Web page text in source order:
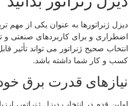
دیزل ژنراتورها به عنوان یکی از مهم
اضطراری و برای کاربردهای صنعتی و
انتخاب صحیح ژنراتور می ‌تواند تأثیر
کسب ‌و کار شما داشته باشد.
نیازهای قدرت برق خود
اولین قدم در انتخاب دیزل ژنراتور،